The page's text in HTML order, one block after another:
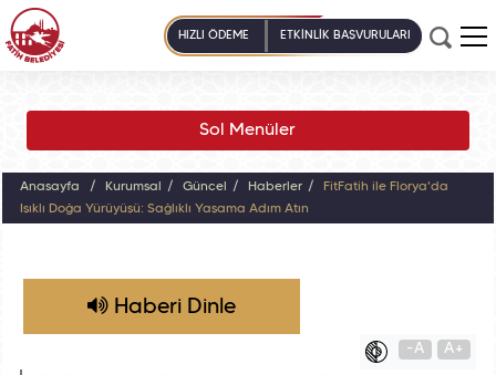
HIZLI ÖDEME ETKİNLİK BAŞVURULARI
Sol Menüler
Anasayfa Kurumsal Güncel Haberler
FitFatih ile Florya'da
Işıklı Doğa Yürüyüşü: Sağlıklı Yaşama Adım Atın
Haberi Dinle
-A A+